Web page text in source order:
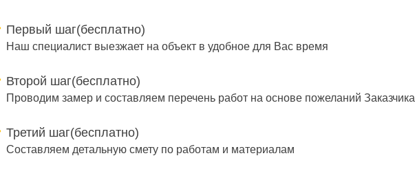
Первый шаг(бесплатно)
Наш специалист выезжает на объект в удобное для Вас время
Второй шаг(бесплатно)
Проводим замер и составляем перечень работ на основе пожеланий Заказчика
Третий шаг(бесплатно)
Составляем детальную смету по работам и материалам